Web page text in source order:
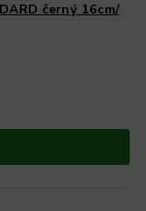
černý 16cm/